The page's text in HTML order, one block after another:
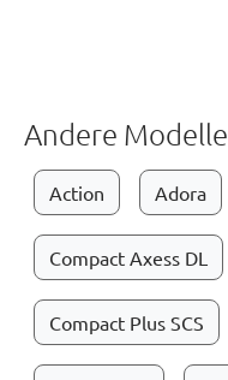
Andere Modelle
Action Adora
Compact Axess DL
Compact Plus SCS